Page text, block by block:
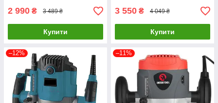
2 990 ₴ 3 489 ₴
Купити
3 550 ₴ 4 049 ₴
Купити
–12% –11%